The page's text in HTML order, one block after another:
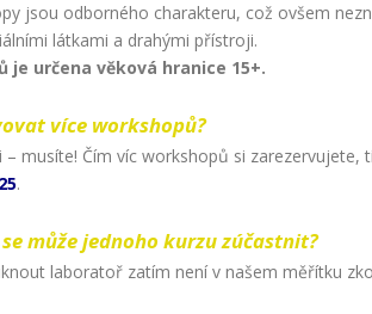
jsou odborného charakteru, což ovšem
látkami a drahými přístroji.
je určena věková hranice 15+.
více workshopů?
– musíte! Čím víc workshopů si
.
může jednoho kurzu zúčastnit?
laboratoř zatím není v našem měřítku